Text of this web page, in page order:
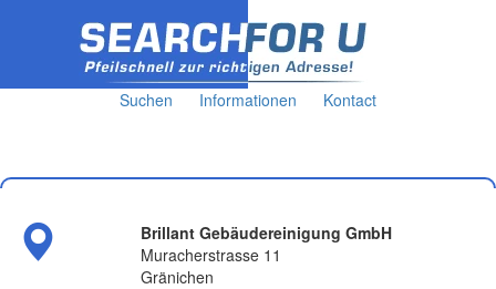
Suchen Informationen Kontact
Brillant Gebäudereinigung GmbH
Muracherstrasse 11
Gränichen